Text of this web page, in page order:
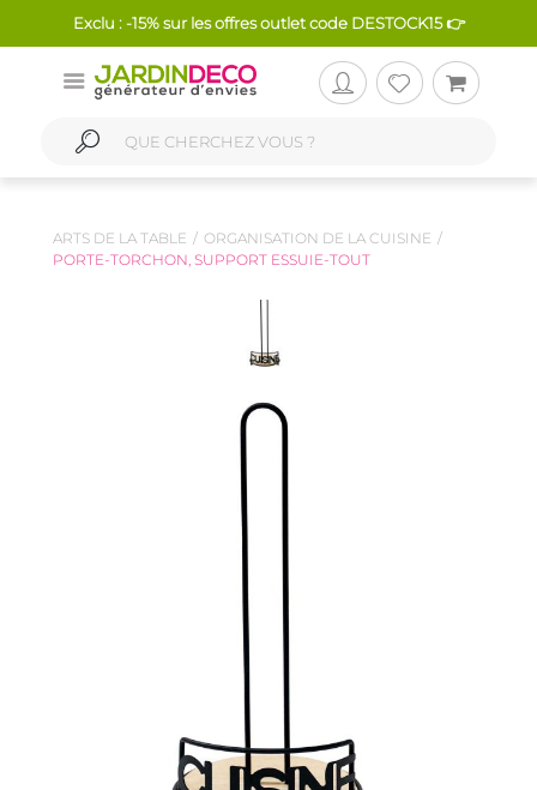
Exclu : -15% sur les offres outlet code DESTOCK15 👉
ARTS DE LA TABLE
ORGANISATION DE LA CUISINE
PORTE-TORCHON, SUPPORT ESSUIE-TOUT